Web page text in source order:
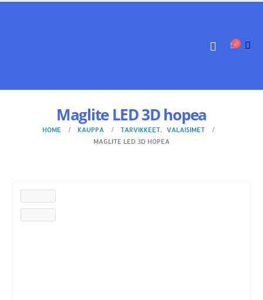
Maglite LED 3D hopea
HOME KAUPPA TARVIKKEET, VALAISIMET
MAGLITE LED 3D HOPEA